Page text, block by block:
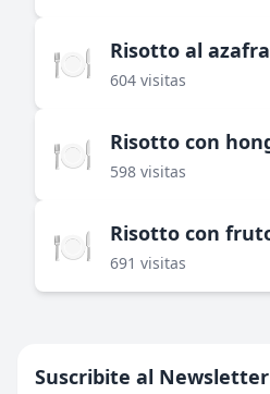
🍽️ Risotto al
604 visitas
🍽️ Risotto con
598 visitas
🍽️ Risotto con
691 visitas
Suscribite al Newsletter